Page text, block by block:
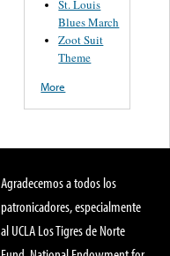
St. Louis
Blues March
Zoot Suit
Theme
More
Agradecemos a todos los
patronicadores, especialmente
al UCLA Los Tigres de Norte